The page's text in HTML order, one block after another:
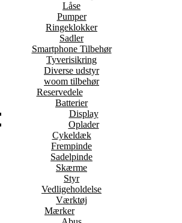
Låse
Pumper
Ringeklokker
Sadler
Smartphone Tilbehør
Tyverisikring
Diverse udstyr
woom tilbehør
Reservedele
Batterier
Display
Oplader
Cykeldæk
Frempinde
Sadelpinde
Skærme
Styr
Vedligeholdelse
Værktøj
Mærker